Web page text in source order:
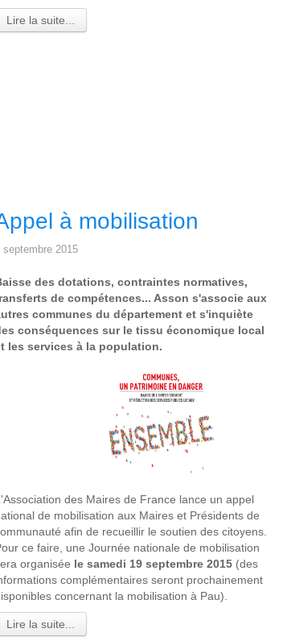
Lire la suite...
à mobilisation
septembre 2015
des dotations, contraintes normatives,
de compétences... Asson s'associe aux
communes du département et s'inquiète
conséquences sur le tissu économique local
les services à la population.
des Maires de France lance un appel
de mobilisation aux Maires et Présidents de
afin de recueillir le soutien des citoyens.
ce faire, une Journée nationale de mobilisation
organisée le samedi 19 septembre 2015 (des
complémentaires seront prochainement
concernant la mobilisation à Pau).
Lire la suite...